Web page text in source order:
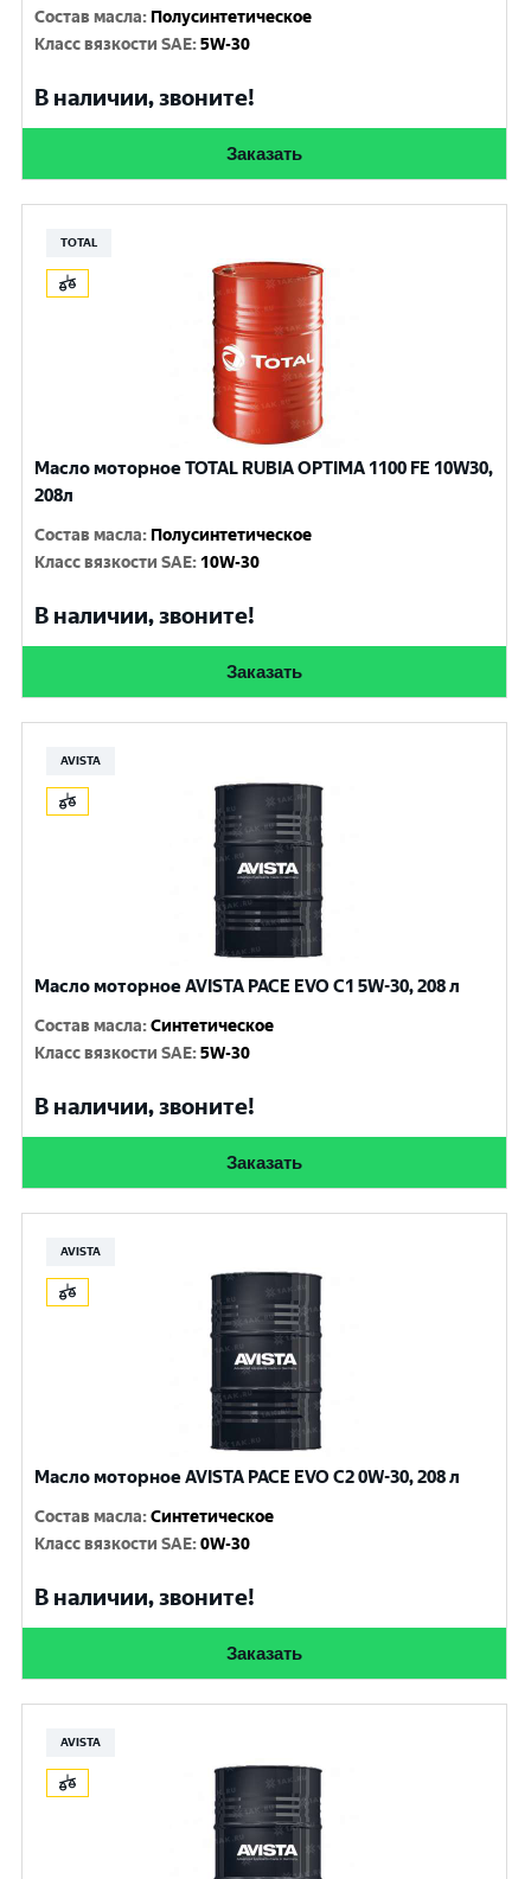
Состав масла: Полусинтетическое
Класс вязкости SAE:5W-30
В наличии, звоните!
Заказать
TOTAL
Масло моторное TOTAL RUBIA OPTIMA 1100 FE 10W30,
208л
Состав масла: Полусинтетическое
Класс вязкости SAE: 10W-30
В наличии, звоните!
Заказать
AVISTA
Масло моторное AVISTA PACE EVO C1 5W-30, 208 л
Состав масла:Синтетическое
Класс вязкости SAE:5W-30
В наличии, звоните!
Заказать
AVISTA
Масло моторное AVISTA PACE EVO C2 0W-30, 208 л
Состав масла:Синтетическое
Класс вязкости SAE:0W-30
В наличии, звоните!
Заказать
AVISTA